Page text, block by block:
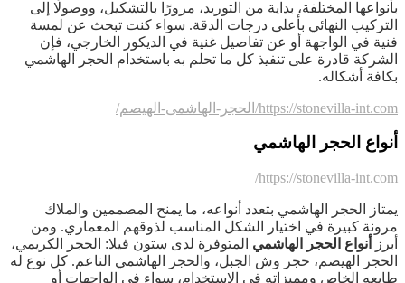
بأنواعها المختلفة، بداية من التوريد، مرورًا بالتشكيل، ووصولًا إلى
التركيب النهائي بأعلى درجات الدقة. سواء كنت تبحث عن لمسة
فنية في الواجهة أو عن تفاصيل غنية في الديكور الخارجي، فإن
الشركة قادرة على تنفيذ كل ما تحلم به باستخدام الحجر الهاشمي
بكافة أشكاله.
https://stonevilla-int.com/الحجر-الهاشمى-الهيصم/
أنواع الحجر الهاشمي
https://stonevilla-int.com/
يمتاز الحجر الهاشمي بتعدد أنواعه، ما يمنح المصممين والملاك
مرونة كبيرة في اختيار الشكل المناسب لذوقهم المعماري. ومن
أبرز
أنواع الحجر الهاشمي المتوفرة لدى ستون فيلا: الحجر الكريمي،
الحجر الهيصم، حجر وش الجبل، والحجر الهاشمي الناعم. كل نوع له
طابعه الخاص ومميزاته في الاستخدام، سواء في الواجهات أو